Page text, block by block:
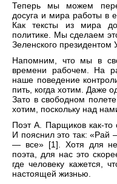
Теперь мы можем
досуга и мира работы в
Как тексты из мира
политике. Мы сделаем
Зеленского президентом
Напомним, что мы в
времени рабочем. На
наше поведение
пить, когда хотим. Даже
Зато в свободном
хотим, поскольку над
Поэт А. Парщиков как-
И пояснил это так: «Рай
— все» [1]. Хотя для
поэта, для нас это
где человеку кажется,
настоящей жизнью.